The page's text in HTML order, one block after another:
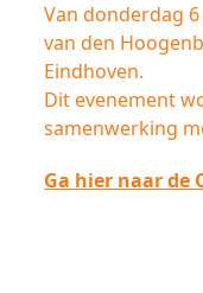
Van donderdag
van den
Eindhoven.
Dit evenement
samenwerking
Ga hier naar de